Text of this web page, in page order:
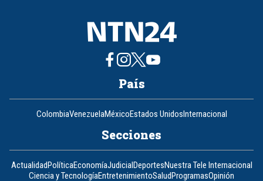
País
ColombiaVenezuelaMéxicoEstados UnidosInternacional
Secciones
ActualidadPolíticaEconomíaJudicialDeportesNuestra Tele Internacional
Ciencia y TecnologíaEntretenimientoSaludProgramasOpinión